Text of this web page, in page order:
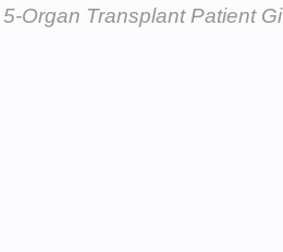
5-Organ Transplant Patient